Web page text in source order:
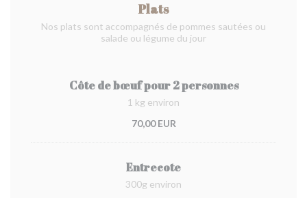
Plats
Nos plats sont accompagnés de pommes sautées ou
salade ou légume du jour
Côte de bœuf pour 2 personnes
1 kg environ
70,00 EUR
Entrecote
300g environ